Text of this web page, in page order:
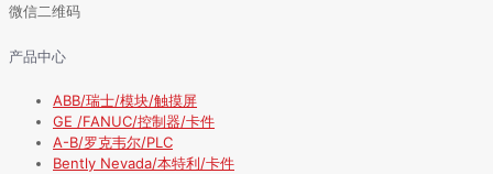
微信二维码
产品中心
ABB/瑞士/模块/触摸屏
GE /FANUC/控制器/卡件
A-B/罗克韦尔/PLC
Bently Nevada/本特利/卡件